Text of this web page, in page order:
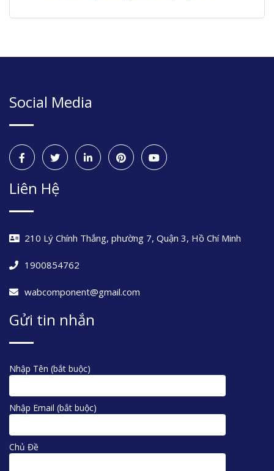
Social Media
Liên Hệ
210 Lý Chính Thắng, phường 7, Quận 3, Hồ Chí Minh
1900854762
wabcomponent@gmail.com
Gửi tin nhắn
Nhập Tên (bắt buộc)
Nhập Email (bắt buộc)
Chủ Đề